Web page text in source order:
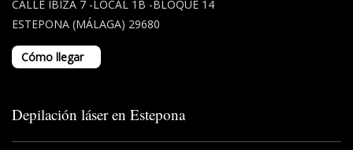
CALLE IBIZA 7 -LOCAL 1B -BLOQUE 14
ESTEPONA (MÁLAGA) 29680
Cómo llegar
Depilación láser en Estepona